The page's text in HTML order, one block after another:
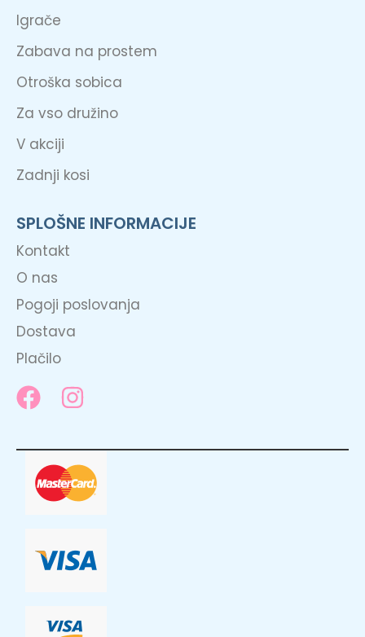
Igrače
Zabava na prostem
Otroška sobica
Za vso družino
V akciji
Zadnji kosi
SPLOŠNE INFORMACIJE
Kontakt
O nas
Pogoji poslovanja
Dostava
Plačilo